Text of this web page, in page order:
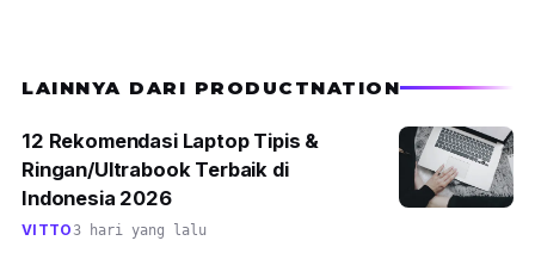
LAINNYA DARI PRODUCTNATION
12 Rekomendasi Laptop Tipis &
Ringan/Ultrabook Terbaik di
Indonesia 2026
VITTO3 hari yang lalu